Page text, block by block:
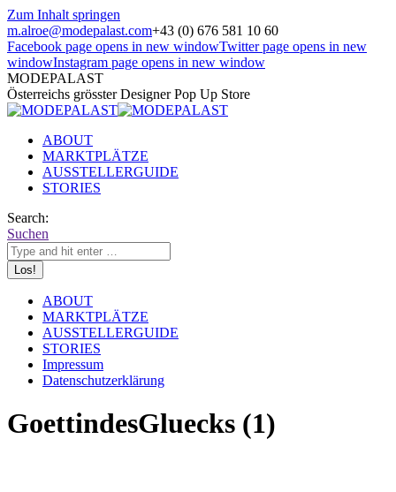
Zum Inhalt springen
m.alroe@modepalast.com+43 (0) 676 581 10 60
Facebook page opens in new windowTwitter page opens in new
windowInstagram page opens in new window
MODEPALAST
Österreichs grösster Designer Pop Up Store
ABOUT
MARKTPLÄTZE
AUSSTELLERGUIDE
STORIES
Search:
Suchen
ABOUT
MARKTPLÄTZE
AUSSTELLERGUIDE
STORIES
Impressum
Datenschutzerklärung
GoettindesGluecks (1)